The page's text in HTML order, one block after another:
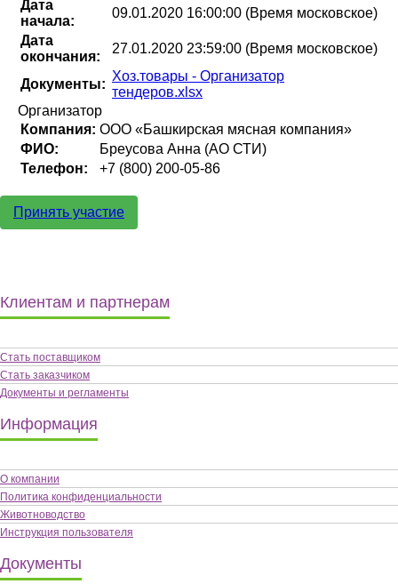
Дата
начала:
09.01.2020 16:00:00 (Время московское)
Дата
окончания:
27.01.2020 23:59:00 (Время московское)
Документы:
Хоз.товары - Организатор
тендеров.xlsx
Организатор
Компания: ООО «Башкирская мясная компания»
ФИО:
Бреусова Анна (АО СТИ)
Телефон:
+7 (800) 200-05-86
Принять участие
Клиентам и партнерам
Стать поставщиком
Стать заказчиком
Документы и регламенты
Информация
О компании
Политика конфиденциальности
Животноводство
Инструкция пользователя
Документы